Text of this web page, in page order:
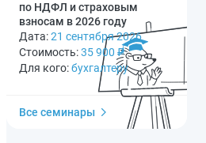
по НДФЛ и страховым
взносам в 2026 году
Дата:21 сентября 2026
Стоимость:35 900 ₽
Для кого:бухгалтеру
Все семинары